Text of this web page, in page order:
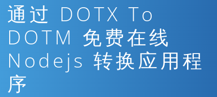
通过 DOTX To
DOTM 免费在线
Nodejs 转换应用程
序